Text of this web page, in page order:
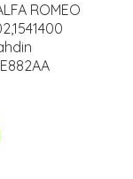
ROMEO